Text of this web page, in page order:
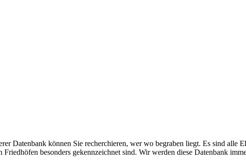
Datenbank können Sie recherchieren, wer wo begraben liegt. Es sind alle
besonders gekennzeichnet sind. Wir werden diese Datenbank